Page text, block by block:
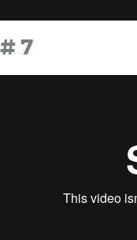
# 7